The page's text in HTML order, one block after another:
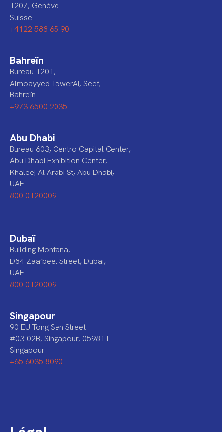
1207, Genève
Suisse
+4122 588 65 90
Bahreïn
Bureau 1201,
Almoayyed TowerAI, Seef,
Bahreïn
+973 6500 2035
Abu Dhabi
Bureau 603, Centro Capital Center,
Abu Dhabi Exhibition Center,
Khaleej Al Arabi St, Abu Dhabi,
UAE
800 0120009
Dubaï
Building Montana,
D84 Zaa’beel Street, Dubai,
UAE
800 0120009
Singapour
90 EU Tong Sen Street
#03-02B, Singapour, 059811
Singapour
+65 6035 8090